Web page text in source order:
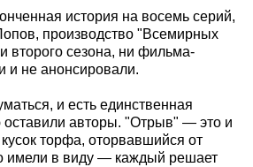
история на восемь серий,
производство "Всемирных
второго сезона, ни фильма-
и не анонсировали.
и есть единственная
оставили авторы. "Отрыв" — это и
торфа, оторвавшийся от
имели в виду — каждый решает